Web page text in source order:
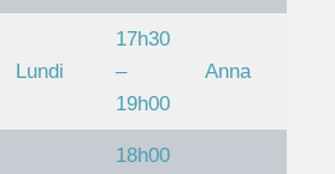
Lundi
17h30
–
19h00
Anna
18h00